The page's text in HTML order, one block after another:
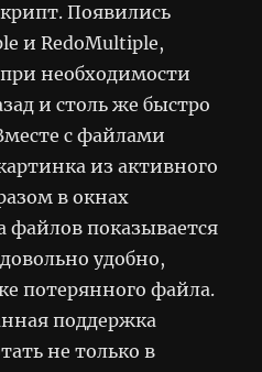
Появились
и RedoMultiple,
необходимости
и столь же быстро
с файлами
из активного
в окнах
показывается
удобно,
потерянного файла.
поддержка
не только в